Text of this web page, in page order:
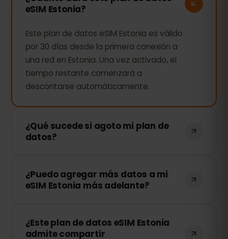
eSIM Estonia?
Este plan de datos eSIM Estonia es válido
por 30 días desde la primera conexión a
una red en Estonia. Una vez activado, el
tiempo restante comenzará a
descontarse automáticamente.
¿Qué sucede si agoto mi plan de
datos?
conexión se detendrá. Puedes recargar
tu eSIM fácilmente desde tu panel de
¿Puedo agregar más datos a mi
eSIM Estonia más adelante?
cualquier momento sin necesidad de
reinstalar tu eSIM. Solo accede a tu
¿Este plan de datos eSIM Estonia
admite compartir